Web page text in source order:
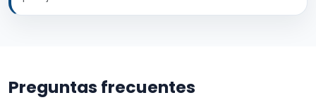
Preguntas frecuentes